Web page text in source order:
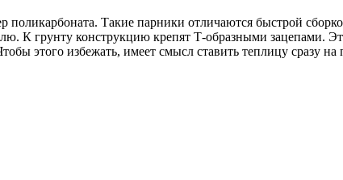
поликарбоната. Такие парники отличаются быстрой
К грунту конструкцию крепят Т-образными зацепами.
этого избежать, имеет смысл ставить теплицу сразу